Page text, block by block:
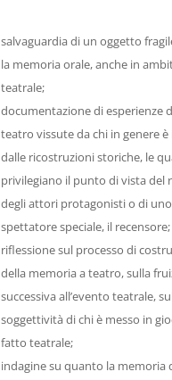
salvaguardia di un oggetto
la memoria orale, anche in
teatrale;
documentazione di esperienze
teatro vissute da chi in genere
dalle ricostruzioni storiche, le
privilegiano il punto di vista del
degli attori protagonisti o di uno
spettatore speciale, il recensore;
riflessione sul processo di
della memoria a teatro, sulla
successiva all’evento teatrale,
soggettività di chi è messo in
fatto teatrale;
indagine su quanto la memoria